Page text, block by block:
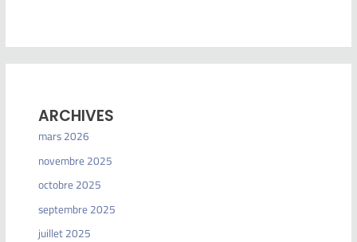
ARCHIVES
mars 2026
novembre 2025
octobre 2025
septembre 2025
juillet 2025